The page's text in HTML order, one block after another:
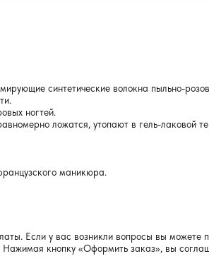
синтетические волокна пыльно-
ногтей.
ложатся, утопают в гель-лаковой
маникюра.
Если у вас возникли вопросы вы можете
кнопку «Оформить заказ», вы